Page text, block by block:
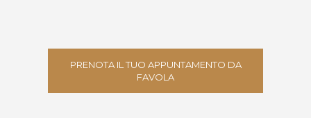
PRENOTA IL TUO APPUNTAMENTO DA
FAVOLA